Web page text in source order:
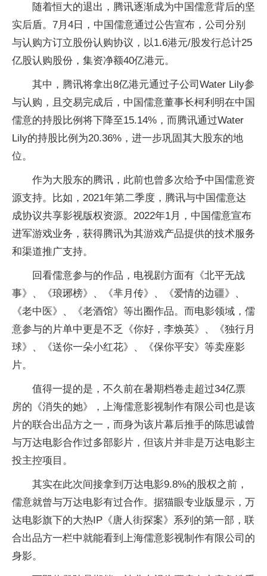
随着恒大的退出，腾讯逐渐成为中国儒意背后的坚
实后盾。7月4日，中国儒意通过公告宣布，公司分别
与认购方订立股份认购协议，以1.6港元/股发行总计25
亿股认购股份，集资净额40亿港元。
其中，腾讯将拿出8亿港元通过子公司Water Lily参
与认购，且交易完成后，中国儒意董事长柯利明在中国
儒意的持股比例将下降至15.14%，而腾讯通过Water
Lily的持股比例为20.36%，进一步巩固其大股东的地
位。
作为大股东的腾讯，此前也曾多次给予中国儒意资
源支持。比如，2021年第二季度，腾讯与中国儒意达
成协议共享影视版权资源。2022年1月，中国儒意宣布
进军游戏业务，获得腾讯为其游戏产品提供的技术服务
和渠道推广支持。
回看儒意参与的作品，电视剧方面有《北平无战
事》、《琅琊榜》、《芈月传》、《爱情的边疆》、
《老中医》、《老酒馆》等出圈作品。而电影领域，儒
意参与的片单中更是不乏《你好，李焕英》、《独行月
球》、《送你一朵小红花》、《保你平安》等卖座影
片。
值得一提的是，不久前在暑期档卷走超过34亿票
房的《消失的她》，上海儒意影视制作有限公司也是该
片的联合出品方之一，而身为该片幕后推手的陈思诚曾
与万达电影合作过多部影片，但该片并非是万达电影主
投主控项目。
其实在此次间接拿到万达电影9.8%的股权之前，
儒意就曾与万达电影有过合作。据猫眼专业版显示，万
达电影旗下的大热IP《唐人街探案》系列的第一部，联
合出品方一栏中就能看到上海儒意影视制作有限公司的
身影。